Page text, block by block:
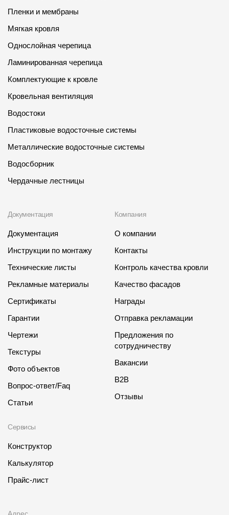
Пленки и мембраны
Мягкая кровля
Однослойная черепица
Ламинированная черепица
Комплектующие к кровле
Кровельная вентиляция
Водостоки
Пластиковые водосточные системы
Металлические водосточные системы
Водосборник
Чердачные лестницы
Документация
Документация
Инструкции по монтажу
Технические листы
Рекламные материалы
Сертификаты
Гарантии
Чертежи
Текстуры
Фото объектов
Вопрос-ответ/Faq
Статьи
Сервисы
Конструктор
Калькулятор
Прайс-лист
Компания
О компании
Контакты
Контроль качества кровли
Качество фасадов
Награды
Отправка рекламации
Предложения по
сотрудничеству
Вакансии
B2B
Отзывы